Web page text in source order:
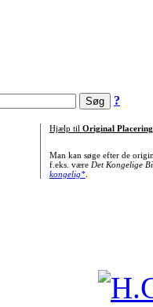
?
Hjælp til Original Placering
Man kan søge efter de
f.eks. være Det Kongelige
kongelig*.